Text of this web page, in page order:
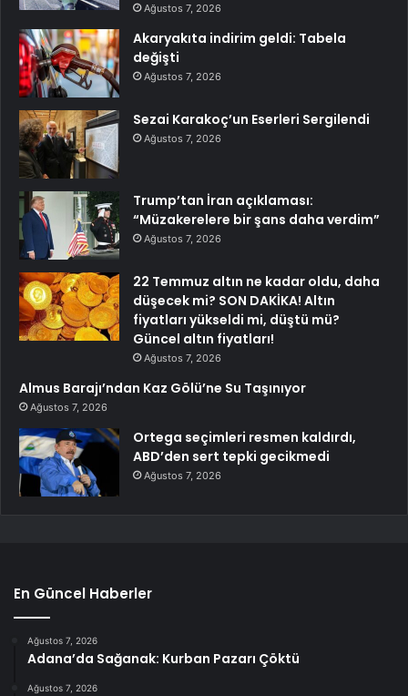
Ağustos 7, 2026
Akaryakıta indirim geldi: Tabela
değişti
Ağustos 7, 2026
Sezai Karakoç’un Eserleri Sergilendi
Ağustos 7, 2026
Trump’tan İran açıklaması:
“Müzakerelere bir şans daha verdim”
Ağustos 7, 2026
22 Temmuz altın ne kadar oldu, daha
düşecek mi? SON DAKİKA! Altın
fiyatları yükseldi mi, düştü mü?
Güncel altın fiyatları!
Ağustos 7, 2026
Almus Barajı’ndan Kaz Gölü’ne Su Taşınıyor
Ağustos 7, 2026
Ortega seçimleri resmen kaldırdı,
ABD’den sert tepki gecikmedi
Ağustos 7, 2026
En Güncel Haberler
Ağustos 7, 2026
Adana’da Sağanak: Kurban Pazarı Çöktü
Ağustos 7, 2026